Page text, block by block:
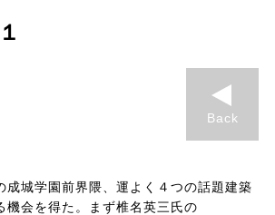
Back
成城学園前界隈、運よく４つの話題建築
機会を得た。まず椎名英三氏の